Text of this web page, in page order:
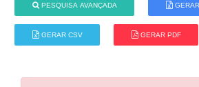
PESQUISA AVANÇADA
GERAR CSV GERAR PDF